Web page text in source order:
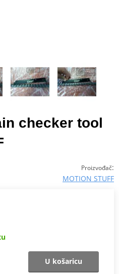
checker tool
Proizvođač:
MOTION STUFF
U košaricu